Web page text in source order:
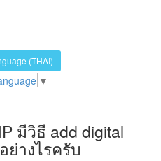
(THAI)
▼
มีวิธี add digital
ย่างไรครับ